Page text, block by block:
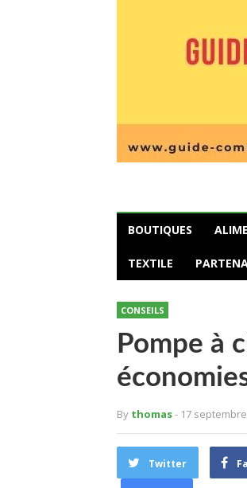
BOUTIQUES
TEXTILE
CONSEILS
Pompe à
By thomas- 17
Twitter